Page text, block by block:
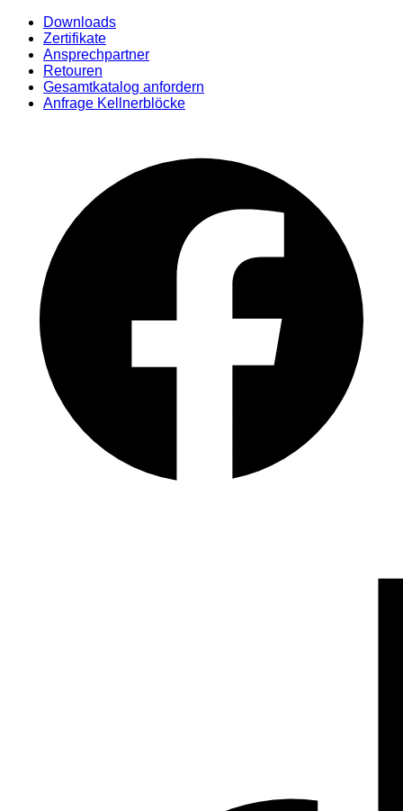
Downloads
Zertifikate
Ansprechpartner
Retouren
Gesamtkatalog anfordern
Anfrage Kellnerblöcke